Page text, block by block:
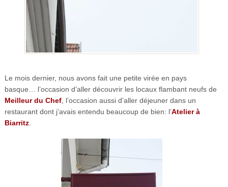
Le mois dernier, nous avons fait une petite virée en pays
basque… l’occasion d’aller découvrir les locaux flambant neufs de
Meilleur du Chef, l’occasion aussi d’aller déjeuner dans un
restaurant dont j’avais entendu beaucoup de bien: l’Atelier à
Biarritz.